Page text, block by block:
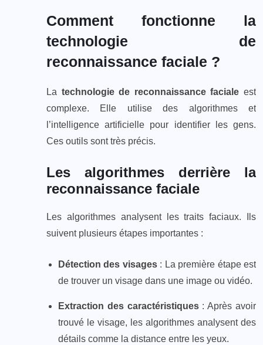
Comment fonctionne la
technologie de
reconnaissance faciale ?
La technologie de reconnaissance faciale est
complexe. Elle utilise des algorithmes et
l’intelligence artificielle pour identifier les gens.
Ces outils sont très précis.
Les algorithmes derrière la
reconnaissance faciale
Les algorithmes analysent les traits faciaux. Ils
suivent plusieurs étapes importantes :
Détection des visages: La première étape est
de trouver un visage dans une image ou vidéo.
Extraction des caractéristiques: Après avoir
trouvé le visage, les algorithmes analysent des
détails comme la distance entre les yeux.